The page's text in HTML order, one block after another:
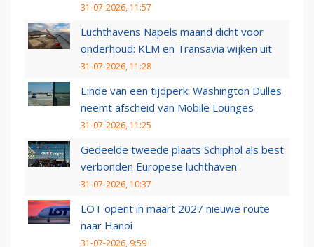
31-07-2026, 11:57
Luchthavens Napels maand dicht voor
onderhoud: KLM en Transavia wijken uit
31-07-2026, 11:28
Einde van een tijdperk: Washington Dulles
neemt afscheid van Mobile Lounges
31-07-2026, 11:25
Gedeelde tweede plaats Schiphol als best
verbonden Europese luchthaven
31-07-2026, 10:37
LOT opent in maart 2027 nieuwe route
naar Hanoi
31-07-2026, 9:59